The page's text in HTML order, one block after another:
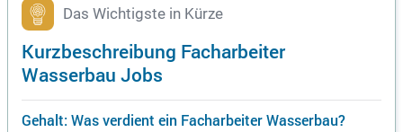
Das Wichtigste in Kürze
Kurzbeschreibung Facharbeiter
Wasserbau Jobs
Gehalt: Was verdient ein Facharbeiter Wasserbau?